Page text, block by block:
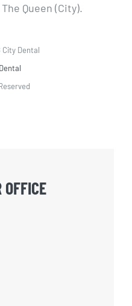
Queen (City).
City Dental
OFFICE